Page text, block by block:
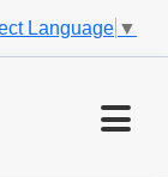
Language ▼